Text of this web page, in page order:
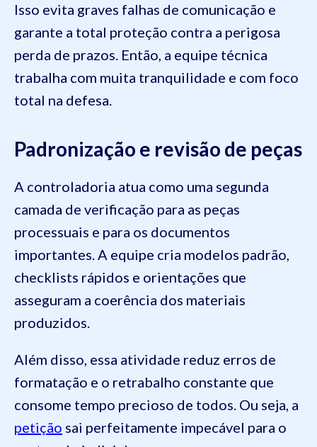
Isso evita graves falhas de comunicação e
garante a total proteção contra a perigosa
perda de prazos. Então, a equipe técnica
trabalha com muita tranquilidade e com foco
total na defesa.
Padronização e revisão de peças
A controladoria atua como uma segunda
camada de verificação para as peças
processuais e para os documentos
importantes. A equipe cria modelos padrão,
checklists rápidos e orientações que
asseguram a coerência dos materiais
produzidos.
Além disso, essa atividade reduz erros de
formatação e o retrabalho constante que
consome tempo precioso de todos. Ou seja, a
petição sai perfeitamente impecável para o